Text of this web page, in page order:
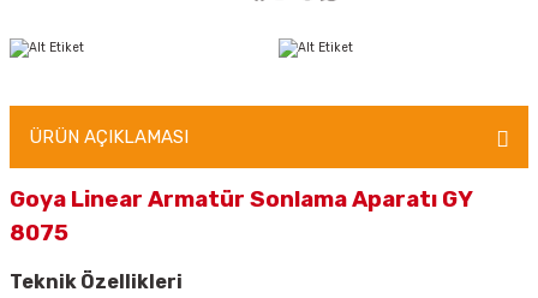
ÜRÜN AÇIKLAMASI
Goya Linear Armatür Sonlama Aparatı GY
8075
Teknik Özellikleri